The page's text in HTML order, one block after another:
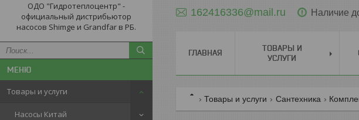
ОДО "Гидротеплоцентр" -
официальный дистрибьютор
насосов Shimge и Grandfar в РБ.
Товары и услуги
Насосы Китай
162416336@mail.ru Наличие
ГЛАВНАЯ
ТОВАРЫ И
УСЛУГИ
Товары и услуги Сантехника